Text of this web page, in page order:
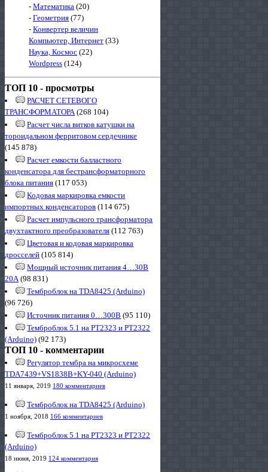
- Математика (20)
- Геометрия (77)
- Конвертер величин
Компьютер, Интернет (33)
Наука, Космос (22)
Wordpress (124)
ТОП 10 - просмотры
РАСЧЕТ СЕТЕВОГО
ТРАНСФОРМАТОРА(268 104)
Расчет числа витков катушки на
тороидальном ферритовом сердечнике
(145 878)
Расчет емкости балластного
конденсатора для бестрансформаторного
блока питания (117 053)
Кодовая маркировка емкости
импортных конденсаторов (114 675)
Расчет импульсного трансформатора
двухтактного преобразователя (112 763)
Цветовая и кодовая маркировка
дросселей (105 814)
Мощный источник питания 4…30В
20А(98 831)
Темброблок на TDA8425 (Arduino)
(96 726)
Источник питания 0…300В (95 110)
Темброблок 5.1 на PT2323 и PT2322
(Arduino) (92 173)
ТОП 10 - комментарии
Регулятор тембра на микросхеме
TDA7439+VS1838B+KY-040 (Arduino)
11 января, 2019 180 комментариев
Темброблок на TDA8425 (Arduino)
1 ноября, 2018 166 комментариев
Темброблок 5.1 на PT2323 и PT2322
(Arduino)
18 июня, 2019 124 комментария